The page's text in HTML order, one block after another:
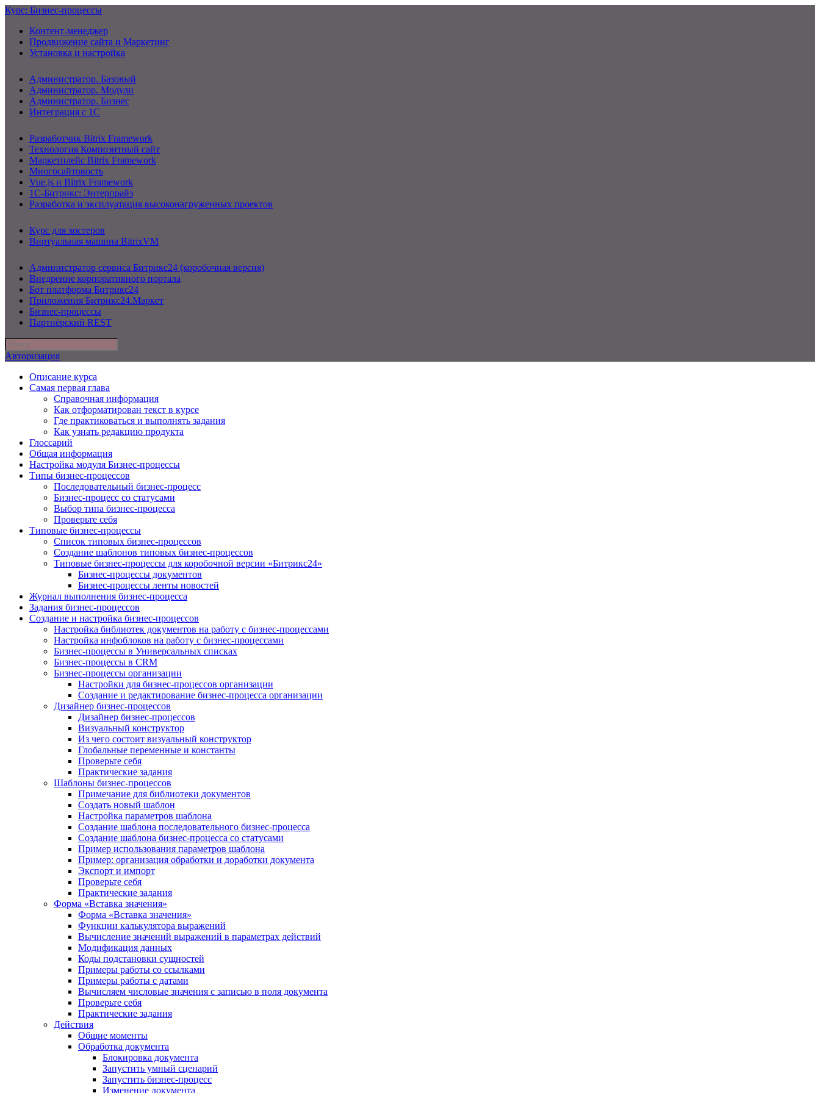
Курс: Бизнес-процессы
Контент-менеджер
Продвижение сайта и Маркетинг
Установка и настройка
Администратор. Базовый
Администратор. Модули
Администратор. Бизнес
Интеграция с 1С
Разработчик Bitrix Framework
Технология Композитный сайт
Маркетплейс Bitrix Framework
Многосайтовость
Vue.js и Bitrix Framework
1С-Битрикс: Энтерпрайз
Разработка и эксплуатация высоконагруженных проектов
Курс для хостеров
Виртуальная машина BitrixVM
Администратор сервиса Битрикс24 (коробочная версия)
Внедрение корпоративного портала
Бот платформа Битрикс24
Приложения Битрикс24.Маркет
Бизнес-процессы
Партнёрский REST
Авторизация
Описание курса
Самая первая глава
Справочная информация
Как отформатирован текст в курсе
Где практиковаться и выполнять задания
Как узнать редакцию продукта
Глоссарий
Общая информация
Настройка модуля Бизнес-процессы
Типы бизнес-процессов
Последовательный бизнес-процесс
Бизнес-процесс со статусами
Выбор типа бизнес-процесса
Проверьте себя
Типовые бизнес-процессы
Список типовых бизнес-процессов
Создание шаблонов типовых бизнес-процессов
Типовые бизнес-процессы для коробочной версии «Битрикс24»
Бизнес-процессы документов
Бизнес-процессы ленты новостей
Журнал выполнения бизнес-процесса
Задания бизнес-процессов
Создание и настройка бизнес-процессов
Настройка библиотек документов на работу с бизнес-процессами
Настройка инфоблоков на работу с бизнес-процессами
Бизнес-процессы в Универсальных списках
Бизнес-процессы в CRM
Бизнес-процессы организации
Настройки для бизнес-процессов организации
Создание и редактирование бизнес-процесса организации
Дизайнер бизнес-процессов
Дизайнер бизнес-процессов
Визуальный конструктор
Из чего состоит визуальный конструктор
Глобальные переменные и константы
Проверьте себя
Практические задания
Шаблоны бизнес-процессов
Примечание для библиотеки документов
Создать новый шаблон
Настройка параметров шаблона
Создание шаблона последовательного бизнес-процесса
Создание шаблона бизнес-процесса со статусами
Пример использования параметров шаблона
Пример: организация обработки и доработки документа
Экспорт и импорт
Проверьте себя
Практические задания
Форма «Вставка значения»
Форма «Вставка значения»
Функции калькулятора выражений
Вычисление значений выражений в параметрах действий
Модификация данных
Коды подстановки сущностей
Примеры работы со ссылками
Примеры работы с датами
Вычисляем числовые значения с записью в поля документа
Проверьте себя
Практические задания
Действия
Общие моменты
Обработка документа
Блокировка документа
Запустить умный сценарий
Запустить бизнес-процесс
Изменение документа